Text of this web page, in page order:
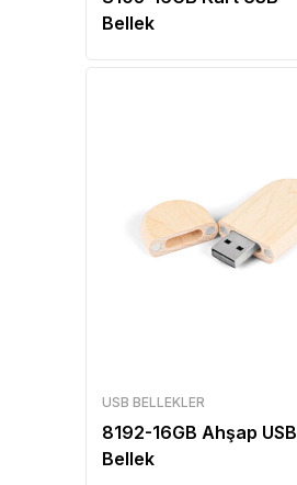
Bellek
USB BELLEKLER
8192-16GB Ahşap USB
Bellek